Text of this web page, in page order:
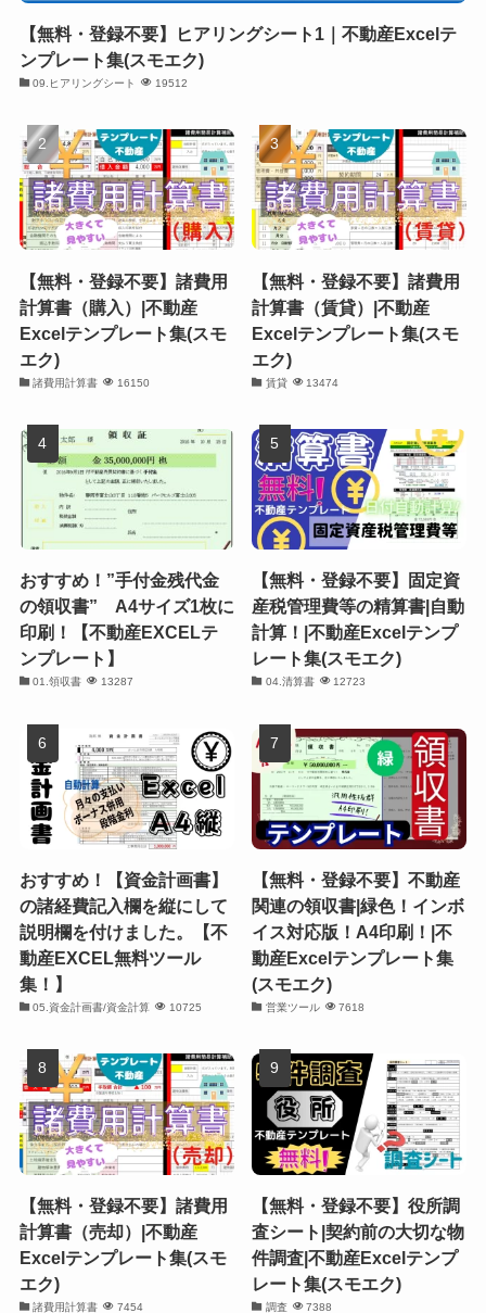
【無料・登録不要】ヒアリングシート1｜不動産Excelテ
ンプレート集(スモエク)
09.ヒアリングシート 19512
【無料・登録不要】諸費用
計算書（購入）|不動産
Excelテンプレート集(スモ
エク)
諸費用計算書 16150
【無料・登録不要】諸費用
計算書（賃貸）|不動産
Excelテンプレート集(スモ
エク)
賃貸 13474
おすすめ！”手付金残代金
の領収書” A4サイズ1枚に
印刷！【不動産EXCELテ
ンプレート】
01.領収書 13287
【無料・登録不要】固定資
産税管理費等の精算書|自動
計算！|不動産Excelテンプ
レート集(スモエク)
04.清算書 12723
おすすめ！【資金計画書】
の諸経費記入欄を縦にして
説明欄を付けました。【不
動産EXCEL無料ツール
集！】
05.資金計画書/資金計算 10725
【無料・登録不要】不動産
関連の領収書|緑色！インボ
イス対応版！A4印刷！|不
動産Excelテンプレート集
(スモエク)
営業ツール 7618
【無料・登録不要】諸費用
計算書（売却）|不動産
Excelテンプレート集(スモ
エク)
諸費用計算書 7454
【無料・登録不要】役所調
査シート|契約前の大切な物
件調査|不動産Excelテンプ
レート集(スモエク)
調査 7388